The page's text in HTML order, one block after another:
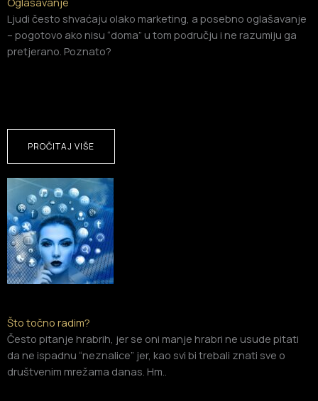
Ljudi često shvaćaju olako marketing, a posebno oglašavanje
– pogotovo ako nisu “doma” u tom području i ne razumiju ga
pretjerano. Poznato?
PROČITAJ VIŠE
Što točno radim?
Često pitanje hrabrih, jer se oni manje hrabri ne usude pitati
da ne ispadnu “neznalice” jer, kao svi bi trebali znati sve o
društvenim mrežama danas. Hm..